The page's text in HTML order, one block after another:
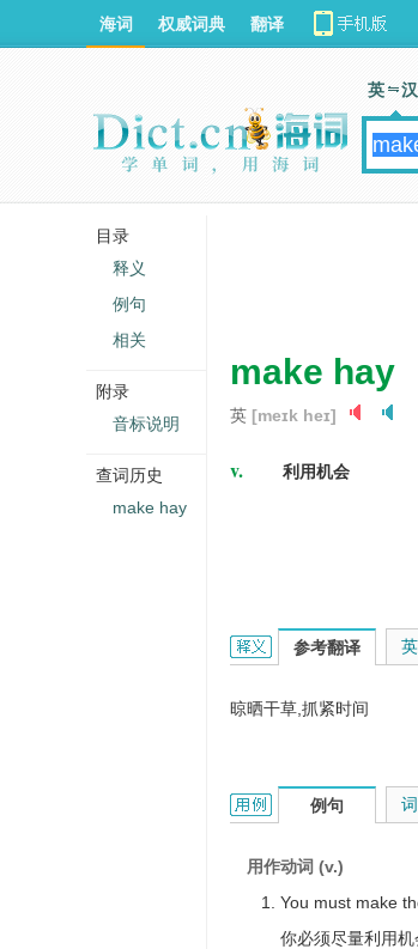
make hay
英 [meɪk heɪ]
v. 利用机会
make hay的英文翻译是
参考翻译
晾晒干草,抓紧时间
make hay的用法和样例
例句
用作动词 (v.)
You must make
你必须尽量利用机
海词 权威词典 翻译
英 汉
目录
释义
例句
相关
附录
音标说明
查词历史
make hay